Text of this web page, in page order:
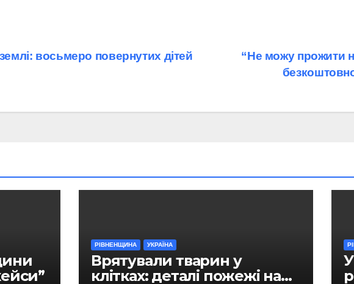
“Не можу прожити
землі: восьмеро повернутих дітей
РІВНЕНЩИНА УКРАЇНА
Врятували тварин у
клітках: деталі пожежі на